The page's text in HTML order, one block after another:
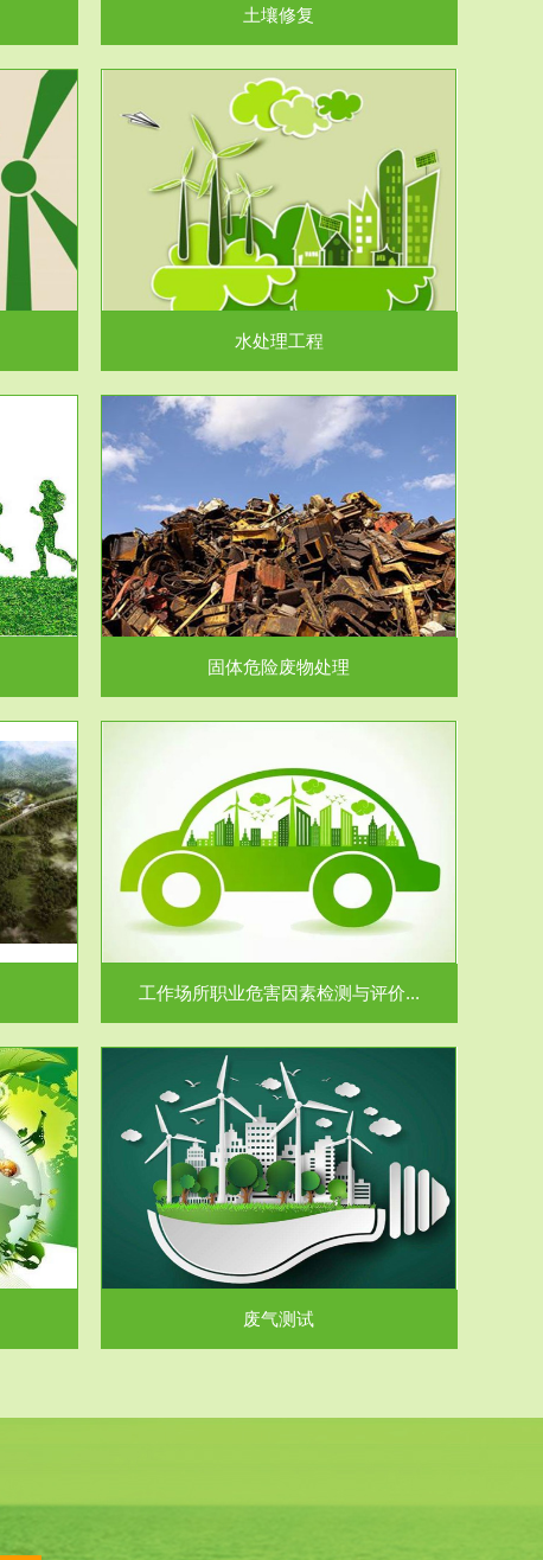
土壤修复
水处理工程
生产建设、
固体危险废物处理
评价...
所职业病危
...
工作场所职业危害因素检测与评价...
和无机废
废气测试